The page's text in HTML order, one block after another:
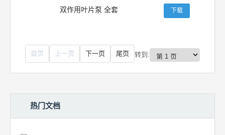
双作用叶片泵 全套 下载
首页 上一页 下一页 尾页 转到:
热门文档